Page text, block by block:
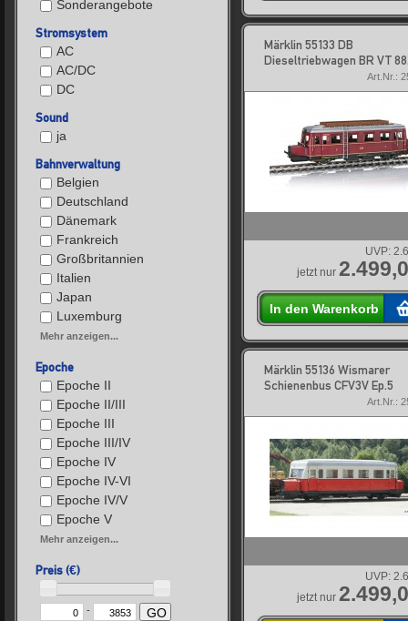
Sonderangebote
Stromsystem
AC
AC/DC
DC
Sound
ja
Bahnverwaltung
Belgien
Deutschland
Dänemark
Frankreich
Großbritannien
Italien
Japan
Luxemburg
Mehr anzeigen...
Epoche
Epoche II
Epoche II/III
Epoche III
Epoche III/IV
Epoche IV
Epoche IV-VI
Epoche IV/V
Epoche V
Mehr anzeigen...
Preis (€)
- GO
Märklin 55133 DB
Dieseltriebwagen BR VT
Art.Nr.:
UVP:
jetzt nur
In den Warenkorb
Märklin 55136 Wismarer
Schienenbus CFV3V Ep.5
Art.Nr.:
UVP:
jetzt nur